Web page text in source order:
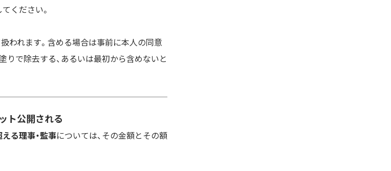
ください。
われます。含める場合は事前に本人の同意
りで除去する、あるいは最初から含めないと
ト公開される
る理事・監事については、その金額とその額